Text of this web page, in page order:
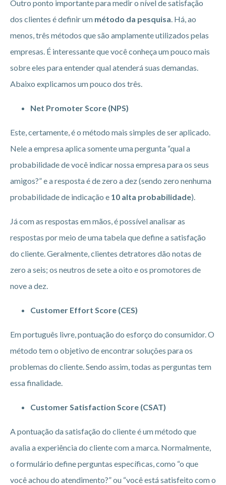
Outro ponto importante para medir o nível de satisfação
dos clientes é definir um método da pesquisa . Há, ao
menos, três métodos que são amplamente utilizados pelas
empresas. É interessante que você conheça um pouco mais
sobre eles para entender qual atenderá suas demandas.
Abaixo explicamos um pouco dos três.
Net Promoter Score (NPS)
Este, certamente, é o método mais simples de ser aplicado.
Nele a empresa aplica somente uma pergunta “qual a
probabilidade de você indicar nossa empresa para os seus
amigos?” e a resposta é de zero a dez (sendo zero nenhuma
probabilidade de indicação e 10 alta probabilidade).
Já com as respostas em mãos, é possível analisar as
respostas por meio de uma tabela que define a satisfação
do cliente. Geralmente, clientes detratores dão notas de
zero a seis; os neutros de sete a oito e os promotores de
nove a dez.
Customer Effort Score (CES)
Em português livre, pontuação do esforço do consumidor. O
método tem o objetivo de encontrar soluções para os
problemas do cliente. Sendo assim, todas as perguntas tem
essa finalidade.
Customer Satisfaction Score (CSAT)
A pontuação da satisfação do cliente é um método que
avalia a experiência do cliente com a marca. Normalmente,
o formulário define perguntas específicas, como “o que
você achou do atendimento?” ou “você está satisfeito com o